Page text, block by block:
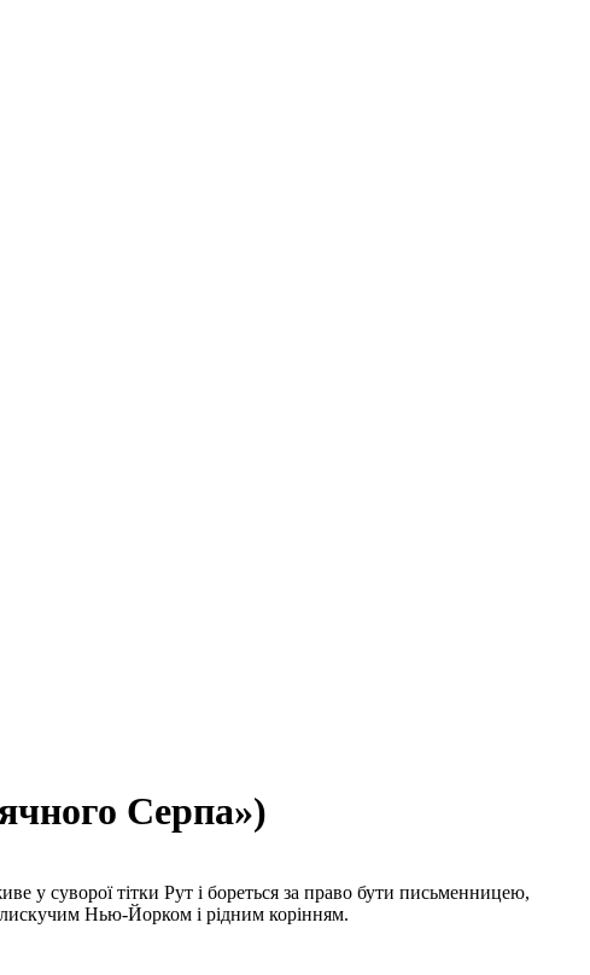
Серпа»)
у суворої тітки Рут і бореться за право бути письменницею,
Нью-Йорком і рідним корінням.